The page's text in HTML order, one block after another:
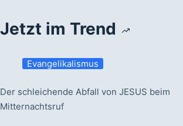
Jetzt im Trend
Evangelikalismus
Der schleichende Abfall von JESUS beim
Mitternachtsruf